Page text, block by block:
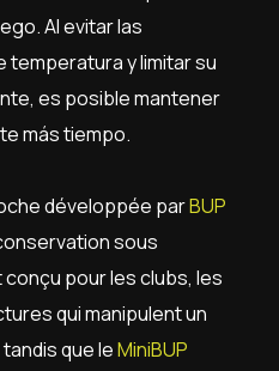
Al evitar las
temperatura y limitar su
es posible mantener
más tiempo.
développée parBUP
sous
pour les clubs, les
qui manipulent un
tandis que leMiniBUP